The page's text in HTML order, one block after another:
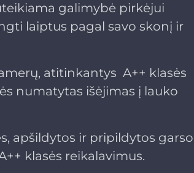
galimybė pirkėjui
laiptus pagal savo skonį ir
atitinkantys A++ klasės
numatytas išėjimas į lauko
apšildytos ir pripildytos garso
klasės reikalavimus.